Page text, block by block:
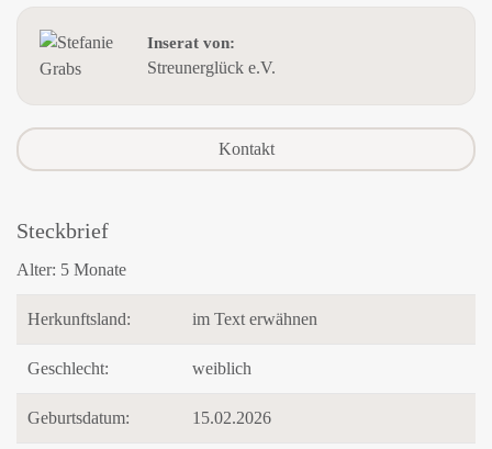
Inserat von:
Streunerglück e.V.
Kontakt
Steckbrief
Alter: 5 Monate
Herkunftsland: im Text erwähnen
Geschlecht: weiblich
Geburtsdatum: 15.02.2026